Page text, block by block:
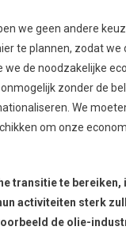
we geen andere
te plannen, zodat we
we de noodzakelijke
zonder de
We
om onze
transitie te bereiken,
activiteiten sterk
de olie-